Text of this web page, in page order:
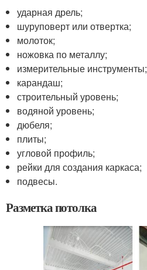
ударная дрель;
шуруповерт или отвертка;
молоток;
ножовка по металлу;
измерительные инструменты;
карандаш;
строительный уровень;
водяной уровень;
дюбеля;
плиты;
угловой профиль;
рейки для создания каркаса;
подвесы.
Разметка потолка